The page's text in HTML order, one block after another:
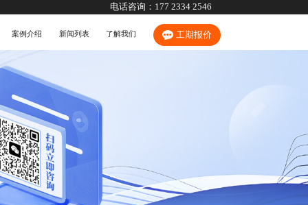
电话咨询： 177 2334 2546
案例介绍 新闻列表 了解我们 工期报价